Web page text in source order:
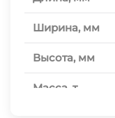
Ширина, мм
Высота, мм
Масса, т